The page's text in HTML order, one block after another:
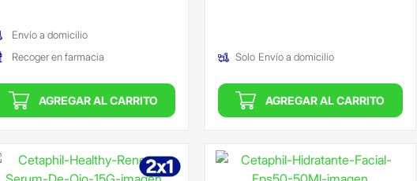
Envío a domicilio
Recoger en farmacia
AGREGAR AL CARRITO
Solo Envío a domicilio
AGREGAR AL CARRITO